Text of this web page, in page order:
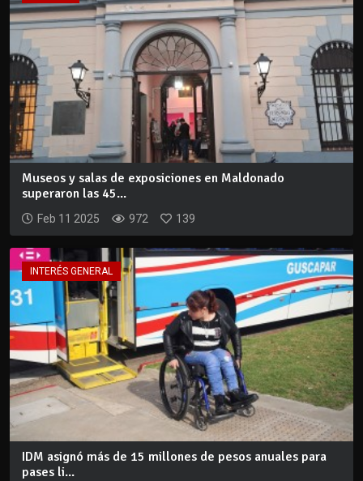
Museos y salas de exposiciones en Maldonado
superaron las 45...
Feb 11 2025 972 139
INTERÉS GENERAL
IDM asignó más de 15 millones de pesos anuales para
pases li...